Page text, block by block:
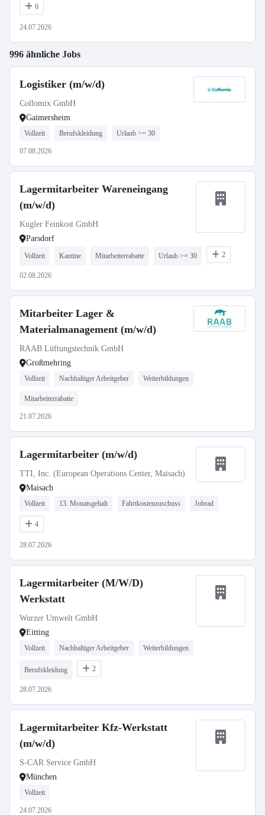
6
24.07.2026
996 ähnliche Jobs
Logistiker (m/w/d)
Collomix GmbH
Gaimersheim
Vollzeit Berufskleidung Urlaub >= 30
07.08.2026
Lagermitarbeiter Wareneingang
(m/w/d)
Kugler Feinkost GmbH
Parsdorf
Vollzeit Kantine Mitarbeiterrabatte Urlaub >= 30 2
02.08.2026
Mitarbeiter Lager &
Materialmanagement (m/w/d)
RAAB Lüftungstechnik GmbH
Großmehring
Vollzeit Nachhaltiger Arbeitgeber Weiterbildungen
Mitarbeiterrabatte
21.07.2026
Lagermitarbeiter (m/w/d)
TTI, Inc. (European Operations Center, Maisach)
Maisach
Vollzeit 13. Monatsgehalt Fahrtkostenzuschuss Jobrad
4
28.07.2026
Lagermitarbeiter (M/W/D)
Werkstatt
Wurzer Umwelt GmbH
Eitting
Vollzeit Nachhaltiger Arbeitgeber Weiterbildungen
Berufskleidung 2
28.07.2026
Lagermitarbeiter Kfz-Werkstatt
(m/w/d)
S-CAR Service GmbH
München
Vollzeit
24.07.2026